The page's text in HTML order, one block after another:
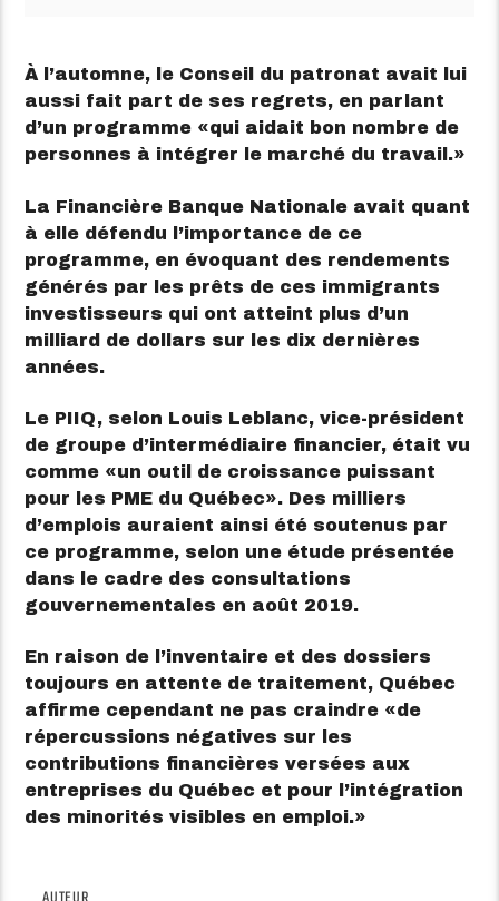
À l’automne, le Conseil du patronat avait lui
aussi fait part de ses regrets, en parlant
d’un programme
qui aidait bon nombre de
personnes à intégrer le marché du travail.
La Financière Banque Nationale avait quant
à elle défendu l’importance de ce
programme, en évoquant des rendements
générés par les prêts de ces immigrants
investisseurs qui ont atteint plus d’un
milliard de dollars sur les dix dernières
années.
Le PIIQ, selon Louis Leblanc, vice-président
de groupe d’intermédiaire financier, était vu
comme
un outil de croissance puissant
pour les PME du Québec
. Des milliers
d’emplois auraient ainsi été soutenus par
ce programme, selon une étude présentée
dans le cadre des consultations
gouvernementales en août 2019.
En raison de l’inventaire et des dossiers
toujours en attente de traitement, Québec
affirme cependant ne pas craindre
de
répercussions négatives sur les
contributions financières versées aux
entreprises du Québec et pour l’intégration
des minorités visibles en emploi.